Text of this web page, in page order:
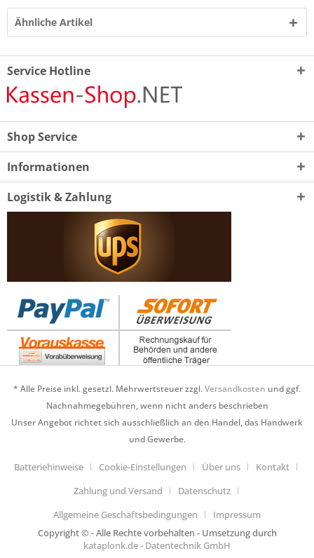
Ähnliche Artikel
Service Hotline
Shop Service
Informationen
Logistik & Zahlung
* Alle Preise inkl. gesetzl. Mehrwertsteuer zzgl.Versandkosten und ggf.
Nachnahmegebühren, wenn nicht anders beschrieben
Unser Angebot richtet sich ausschließlich an den Handel, das Handwerk
und Gewerbe.
Batteriehinweise Cookie-Einstellungen Über uns
Kontakt
Zahlung und Versand
Datenschutz
Allgemeine Geschäftsbedingungen
Impressum
Copyright © - Alle Rechte vorbehalten - Umsetzung durch
kataplonk.de - Datentechnik GmbH